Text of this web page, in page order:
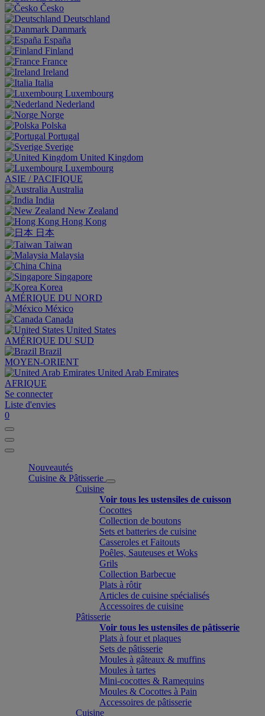
Česko
Deutschland
Danmark
España
Finland
France
Ireland
Italia
Luxembourg
Nederland
Norge
Polska
Portugal
Sverige
United Kingdom
Luxembourg
ASIE / PACIFIQUE
Australia
India
New Zealand
Hong Kong
日本
Taiwan
Malaysia
China
Singapore
Korea
AMÉRIQUE DU NORD
México
Canada
United States
AMÉRIQUE DU SUD
Brazil
MOYEN-ORIENT
United Arab Emirates
AFRIQUE
Se connecter
Liste d'envies
0
Nouveautés
Cuisine & Pâtisserie
Cuisine
Voir tous les ustensiles de cuisson
Cocottes
Collection de boutons
Sets et batteries de cuisine
Casseroles et Faitouts
Poêles, Sauteuses et Woks
Grils
Collection Barbecue
Plats à rôtir
Articles de cuisine spécialisés
Accessoires de cuisine
Pâtisserie
Voir tous les ustensiles de pâtisserie
Plats à four et plaques
Sets de pâtisserie
Moules à gâteaux & muffins
Moules à tartes
Mini-cocottes & Ramequins
Moules & Cocottes à Pain
Accessoires de pâtisserie
Cuisine